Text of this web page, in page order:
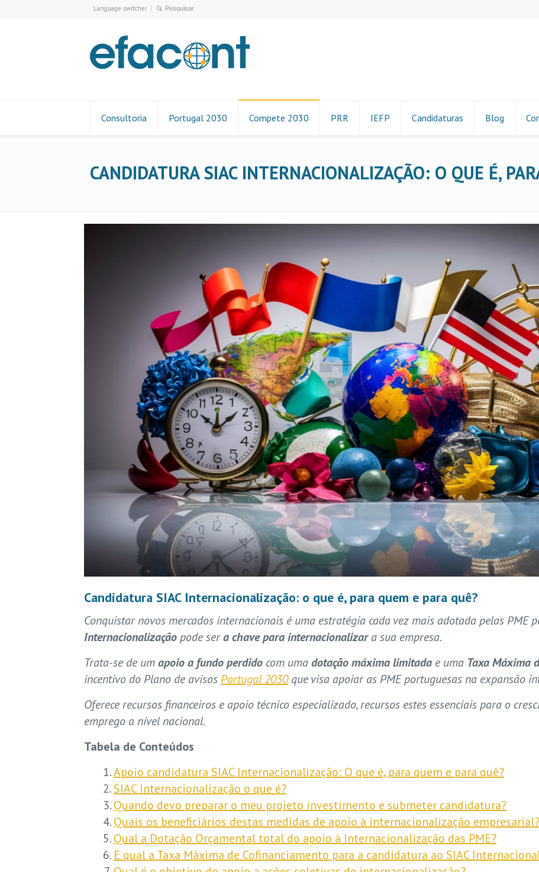
Language switcher
Consultoria Portugal 2030 Compete 2030 PRR IEFP Candidaturas Blog
CANDIDATURA SIAC INTERNACIONALIZAÇÃO: O QUE É,
Candidatura SIAC Internacionalização: o que é, para quem e para quê?
Conquistar novos mercados internacionais é uma estratégia cada vez mais adotada pelas PME
Internacionalizaçãopode sera chave para internacionalizara sua empresa.
Trata-se de umapoio a fundo perdido com umadotação máxima limitada e uma Taxa Máxima
incentivo do Plano de avisos Portugal 2030que visa apoiar as PME portuguesas na expansão
Oferece recursos financeiros e apoio técnico especializado, recursos estes essenciais para o
emprego a nível nacional.
Tabela de Conteúdos
Apoio candidatura SIAC Internacionalização: O que é, para quem e para quê?
SIAC Internacionalização o que é?
Quando devo preparar o meu projeto investimento e submeter candidatura?
Quais os beneficiários destas medidas de apoio à internacionalização empresarial?
Qual a Dotação Orçamental total do apoio à Internacionalização das PME?
E qual a Taxa Máxima de Cofinanciamento para a candidatura ao SIAC